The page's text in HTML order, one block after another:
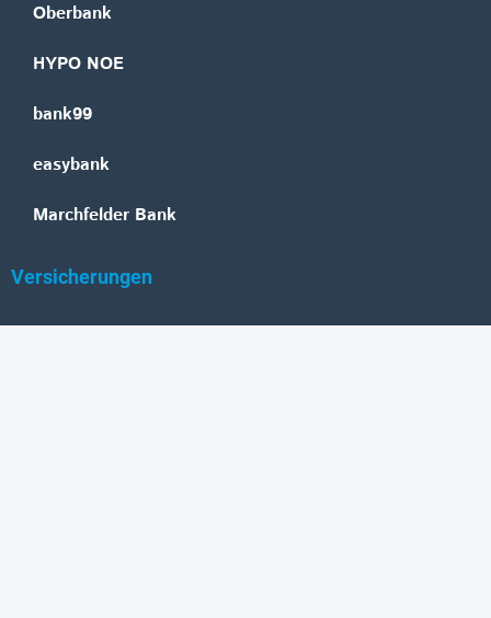
Oberbank
HYPO NOE
bank99
easybank
Marchfelder Bank
Versicherungen